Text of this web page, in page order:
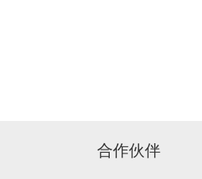
合作伙伴